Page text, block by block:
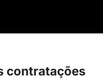
contratações